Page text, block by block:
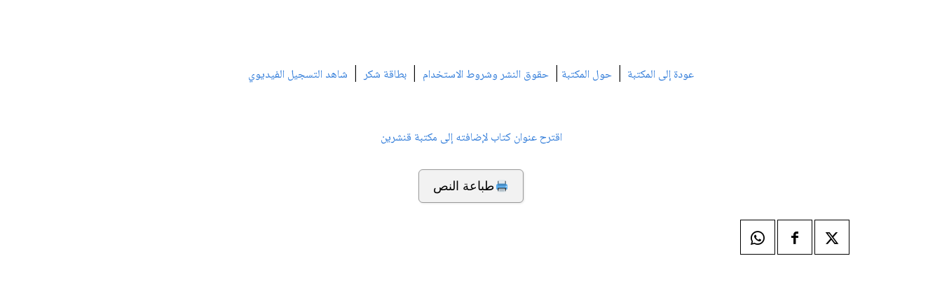
عودة إلى المكتبة | حول المكتبة | حقوق النشر وشروط الاستخدام | بطاقة شكر| شاهد التسجيل الفيديوي
اقترح عنوان كتاب لإضافته إلى مكتبة قنشرين
طباعة النص